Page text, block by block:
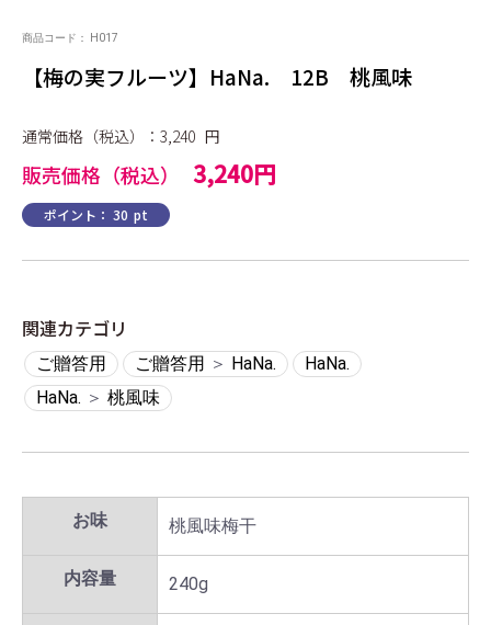
商品コード： H017
【梅の実フルーツ】HaNa. 12B 桃風味
通常価格（税込）：3,240 円
販売価格（税込） 3,240円
ポイント： 30 pt
関連カテゴリ
ご贈答用 ご贈答用 ＞ HaNa.
HaNa.
HaNa. ＞ 桃風味
お味 桃風味梅干
内容量 240g